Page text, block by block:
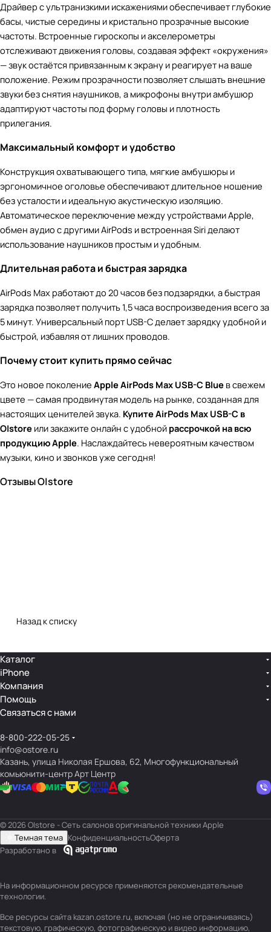
Драйвер с ультранизкими искажениями обеспечивает глубокие
басы, чистые середины и кристально прозрачные высокие
частоты. Встроенные гироскопы и акселерометры
отслеживают движения головы, создавая эффект «окружения»
— звук остаётся привязанным к экрану и реагирует на ваше
положение. Режим прозрачности позволяет слышать внешние
звуки без снятия наушников, а микрофоны внутри амбушюр
адаптируют частоты под форму головы и плотность
прилегания.
Максимальный комфорт и удобство
Конструкция охватывающего типа, мягкие амбушюры и
эргономичное оголовье обеспечивают длительное ношение
без усталости и идеальную акустическую изоляцию.
Автоматическое переключение между устройствами Apple,
обмен аудио с другими AirPods и встроенная Siri делают
использование наушников простым и удобным.
Длительная работа и быстрая зарядка
AirPods Max работают до 20 часов без подзарядки, а быстрая
зарядка позволяет получить 1,5 часа воспроизведения всего за
5 минут. Универсальный порт USB-C делает зарядку удобной и
быстрой, избавляя от лишних проводов.
Почему стоит купить прямо сейчас
Это новое поколение Apple AirPods Max USB-C Blue в свежем
цвете — самая продвинутая модель на рынке, созданная для
настоящих ценителей звука. Купите AirPods Max USB-C в
O|store или закажите онлайн с удобной рассрочкой на всю
продукцию Apple. Наслаждайтесь невероятным качеством
музыки, кино и звонков уже сегодня!
Отзывы O|store
Назад к списку
Каталог
iPhone
Компания
Помощь
Связаться с нами
8-800-222-05-25
info@ostore.ru
Казань, улица Николая Ершова, 62, Многофункциональный
комьюнити-центр Арт Центр
© 2026 O|store - Сеть салонов оригинальной техники Apple
Темная тема КонфиденциальностьОферта
Разработано в
На информационном ресурсе применяются рекомендательные
технологии.
Все ресурсы сайта kazan.ostore.ru, включая (но не ограничиваясь)
текстовую, графическую, фотографическую и видео информацию,